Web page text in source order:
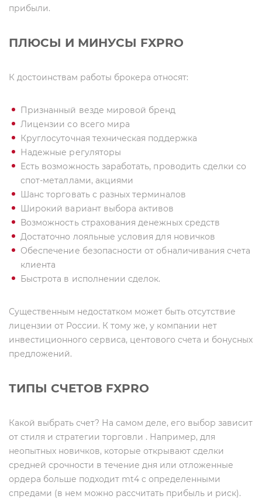
прибыли.
ПЛЮСЫ И МИНУСЫ FXPRO
К достоинствам работы брокера относят:
Признанный везде мировой бренд
Лицензии со всего мира
Круглосуточная техническая поддержка
Надежные регуляторы
Есть возможность заработать, проводить сделки со
спот-металлами, акциями
Шанс торговать с разных терминалов
Широкий вариант выбора активов
Возможность страхования денежных средств
Достаточно лояльные условия для новичков
Обеспечение безопасности от обналичивания счета
клиента
Быстрота в исполнении сделок.
Существенным недостатком может быть отсутствие
лицензии от России. К тому же, у компании нет
инвестиционного сервиса, центового счета и бонусных
предложений.
ТИПЫ СЧЕТОВ FXPRO
Какой выбрать счет? На самом деле, его выбор зависит
от стиля и стратегии торговли . Например, для
неопытных новичков, которые открывают сделки
средней срочности в течение дня или отложенные
ордера больше подходит mt4 c определенными
спредами (в нем можно рассчитать прибыль и риск).